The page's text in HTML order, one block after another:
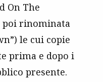
On The
poi rinominata
le cui copie
prima e dopo i
presente.